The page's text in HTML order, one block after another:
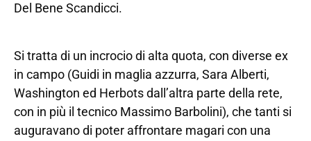
Del Bene Scandicci.
Si tratta di un incrocio di alta quota, con diverse ex
in campo (Guidi in maglia azzurra, Sara Alberti,
Washington ed Herbots dall’altra parte della rete,
con in più il tecnico Massimo Barbolini), che tanti si
auguravano di poter affrontare magari con una